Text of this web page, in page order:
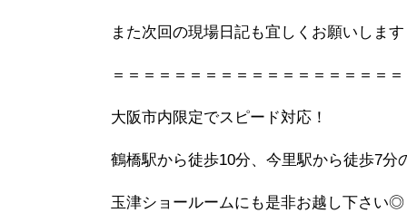
また次回の現場日記も宜しくお願いしま
＝＝＝＝＝＝＝＝＝＝＝＝＝＝＝＝＝＝
大阪市内限定でスピード対応！
鶴橋駅から徒歩10分、今里駅から徒歩7分
玉津ショールームにも是非お越し下さい◎